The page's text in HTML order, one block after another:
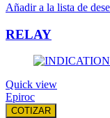
Añadir a la lista de
RELAY
Quick view
Epiroc
COTIZAR